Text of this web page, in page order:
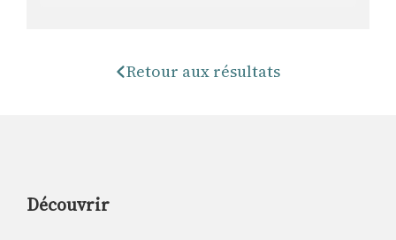
Retour aux résultats
Découvrir